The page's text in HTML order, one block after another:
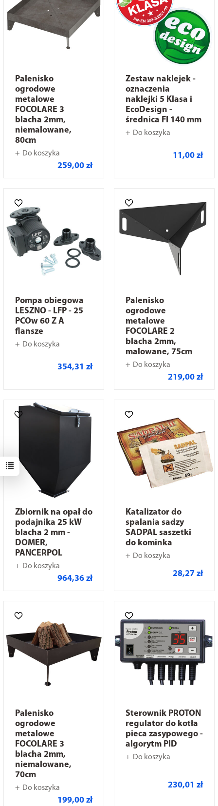
Palenisko
ogrodowe
metalowe
FOCOLARE 3
blacha 2mm,
niemalowane,
80cm
Do koszyka
259,00 zł
Zestaw naklejek -
oznaczenia
naklejki 5 Klasa i
EcoDesign -
średnica FI 140 mm
Do koszyka
11,00 zł
Pompa obiegowa
LESZNO - LFP - 25
PCOw 60 Z A
flansze
Do koszyka
354,31 zł
Palenisko
ogrodowe
metalowe
FOCOLARE 2
blacha 2mm,
malowane, 75cm
Do koszyka
219,00 zł
Zbiornik na opał do
podajnika 25 kW
blacha 2 mm -
DOMER,
PANCERPOL
Do koszyka
964,36 zł
Katalizator do
spalania sadzy
SADPAL saszetki
do kominka
Do koszyka
28,27 zł
Palenisko
ogrodowe
metalowe
FOCOLARE 3
blacha 2mm,
niemalowane,
70cm
Do koszyka
199,00 zł
Sterownik PROTON
regulator do kotła
pieca zasypowego -
algorytm PID
Do koszyka
230,01 zł